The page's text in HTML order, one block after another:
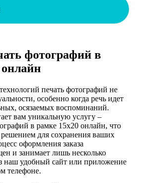
фотографий в
печать фотографий не
особенно когда речь идет
осязаемых воспоминаний.
вам уникальную услугу –
в рамке 15х20 онлайн, что
для сохранения ваших
оформления заказа
и занимает лишь несколько
наш удобный сайт или приложение
телефоне.